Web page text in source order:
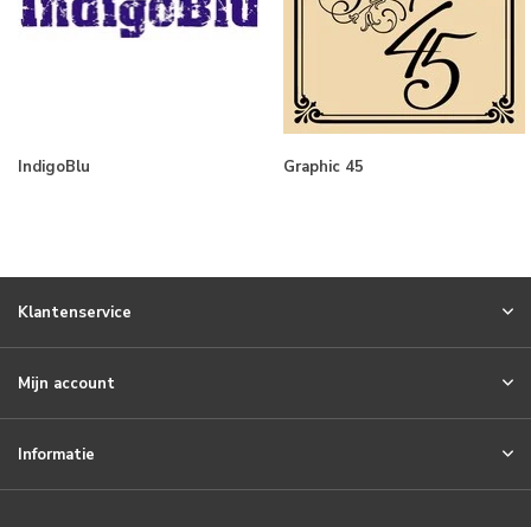
IndigoBlu Graphic 45
Klantenservice
Mijn account
Informatie